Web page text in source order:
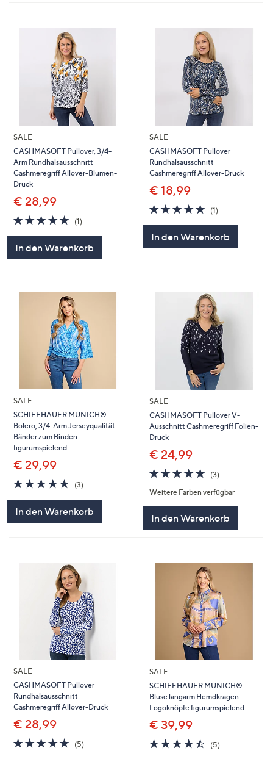
SALE
CASHMASOFT Pullover, 3/4-
Arm Rundhalsausschnitt
Cashmeregriff Allover-Blumen-
Druck
€ 28,99
5.0
von
5
(1)
In den Warenkorb
SALE
CASHMASOFT Pullover
Rundhalsausschnitt
Cashmeregriff Allover-Druck
€ 18,99
5.0
von
(1)1
In den Warenkorb
SALE
SCHIFFHAUER MUNICH®
Bolero, 3/4-Arm Jerseyqualität
Bänder zum Binden
figurumspielend
€ 29,99
4.7
von
5
(3)
In den Warenkorb
SALE
CASHMASOFT Pullover V-
Ausschnitt Cashmeregriff Folien-
Druck
€ 24,99
4.7
von
5
(3)
Weitere Farben verfügbar
In den Warenkorb
SALE
CASHMASOFT Pullover
Rundhalsausschnitt
Cashmeregriff Allover-Druck
€ 28,99
4.6
von
(5)
SALE
SCHIFFHAUER MUNICH®
Bluse langarm Hemdkragen
Logoknöpfe figurumspielend
€ 39,99
4.4
von
(5)